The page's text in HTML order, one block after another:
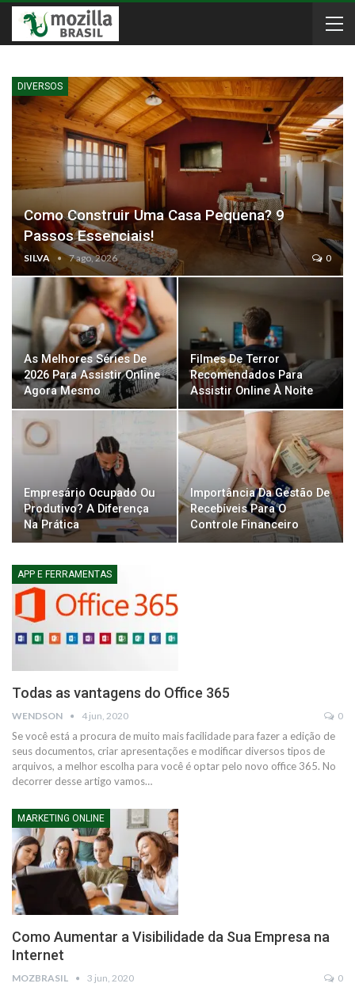
DIVERSOS
Como Construir Uma Casa Pequena? 9
Passos Essenciais!
SILVA 7 ago, 2026 0
As Melhores Séries De
2026 Para Assistir Online
Agora Mesmo
Filmes De Terror
Recomendados Para
Assistir Online À Noite
Empresário Ocupado Ou
Produtivo? A Diferença
Na Prática
Importância Da Gestão De
Recebíveis Para O
Controle Financeiro
APP E FERRAMENTAS
Todas as vantagens do Office 365
WENDSON 4 jun, 2020 0
Se você está a procura de muito mais facilidade para fazer a edição de
seus documentos, criar apresentações e modificar diversos tipos de
arquivos, a melhor escolha para você é optar pelo novo office 365. No
decorrer desse artigo vamos…
MARKETING ONLINE
Como Aumentar a Visibilidade da Sua Empresa na
Internet
MOZBRASIL 3 jun, 2020 0